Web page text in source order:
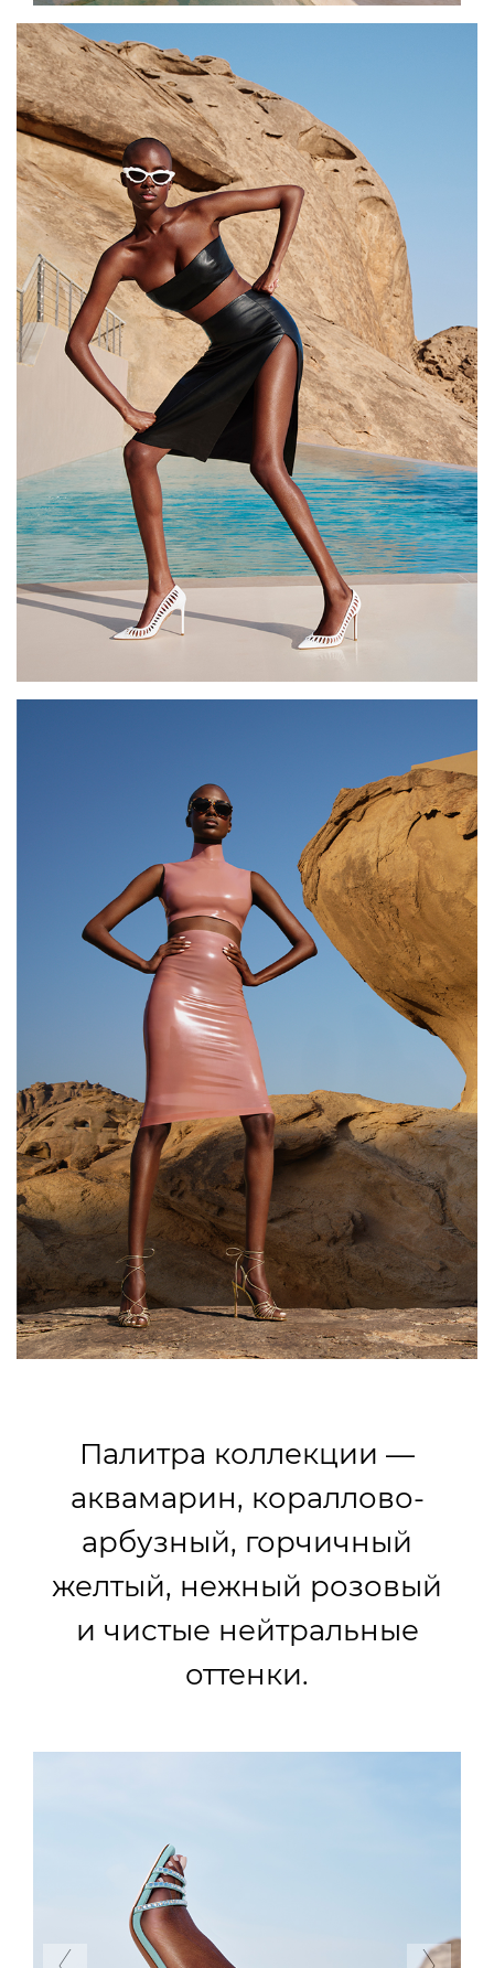
Палитра коллекции —
аквамарин, кораллово-
арбузный, горчичный
желтый, нежный розовый
и чистые нейтральные
оттенки.
Previous Next